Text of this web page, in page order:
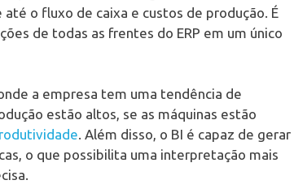
o fluxo de caixa e custos de produção. É
de todas as frentes do ERP em um único
a empresa tem uma tendência de
estão altos, se as máquinas estão
. Além disso, o BI é capaz de gerar
o que possibilita uma interpretação mais